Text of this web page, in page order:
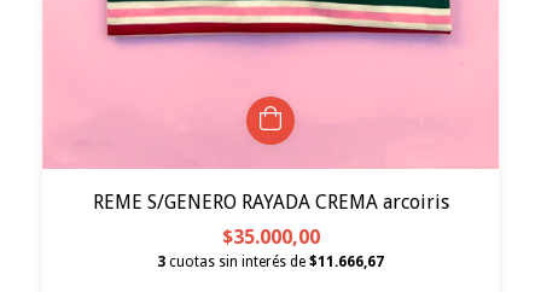
REME S/GENERO RAYADA CREMA arcoiris
$35.000,00
3 cuotas sin interés de $11.666,67